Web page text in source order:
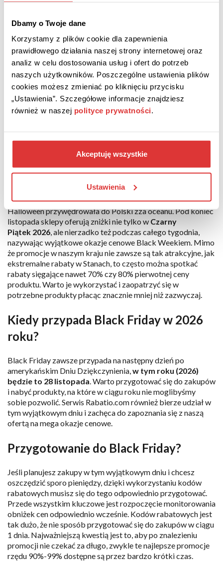
Dbamy o Twoje dane
Korzystamy z plików cookie dla zapewnienia
prawidłowego działania naszej strony internetowej oraz
analiz w celu dostosowania usług i ofert do potrzeb
naszych użytkowników. Poszczególne ustawienia plików
cookies możesz zmieniać po kliknięciu przycisku
„Ustawienia”. Szczegółowe informacje znajdziesz
również w naszej polityce prywatności.
Akceptuję wszystkie
Ustawienia
związanych jedynie z zaplanowanymi wcześniej produktami.
sklepach. Aby to sobie ułatwić, możesz skorzystać z
porównywarek cen, które za sprawą kilku kliknięć pozwolą ci
dokonać najlepszego wyboru.
Kiedy jest Black Friday?
Kiedy jest Czarny Piątek? To dzień po amerykańskim
Święcie Dziękczynienia przypadającym w czwarty czwartek
listopada. W Polsce ten komercyjny zwyczaj z roku na rok
doskonały moment, aby z odpowiednim wyprzedzeniem i w
najlepszych cenach zapolować na wyjątkowe świąteczne
Black Friday to tradycja, która podobnie jak Walentynki czy
Halloween przywędrowała do Polski zza oceanu. Pod koniec
listopada sklepy oferują zniżki nie tylko w Czarny
Piątek 2026, ale nierzadko też podczas całego tygodnia,
nazywając wyjątkowe okazje cenowe Black Weekiem. Mimo
że promocje w naszym kraju nie zawsze są tak atrakcyjne, jak
ekstremalne rabaty w Stanach, to często można spotkać
rabaty sięgające nawet 70% czy 80% pierwotnej ceny
produktu. Warto je wykorzystać i zaopatrzyć się w
potrzebne produkty płacąc znacznie mniej niż zazwyczaj.
Kiedy przypada Black Friday w 2026
roku?
Black Friday zawsze przypada na następny dzień po
amerykańskim Dniu Dziękczynienia,w tym roku (2026)
będzie to 28 listopada. Warto przygotować się do zakupów
i nabyć produkty, na które w ciągu roku nie moglibyśmy
sobie pozwolić. Serwis Rabatio.com również bierze udział w
tym wyjątkowym dniu i zachęca do zapoznania się z naszą
ofertą na mega okazje cenowe.
Przygotowanie do Black Friday?
Jeśli planujesz zakupy w tym wyjątkowym dniu i chcesz
oszczędzić sporo pieniędzy, dzięki wykorzystaniu kodów
rabatowych musisz się do tego odpowiednio przygotować.
Przede wszystkim kluczowe jest rozpoczęcie monitorowania
obniżek cen odpowiednio wcześnie. Kodów rabatowych jest
tak dużo, że nie sposób przygotować się do zakupów w ciągu
1 dnia. Najważniejszą kwestią jest to, aby po znalezieniu
promocji nie czekać za długo, zwykle te najlepsze promocje
rzędu 90%-99% dostępne są przez bardzo krótki czas.